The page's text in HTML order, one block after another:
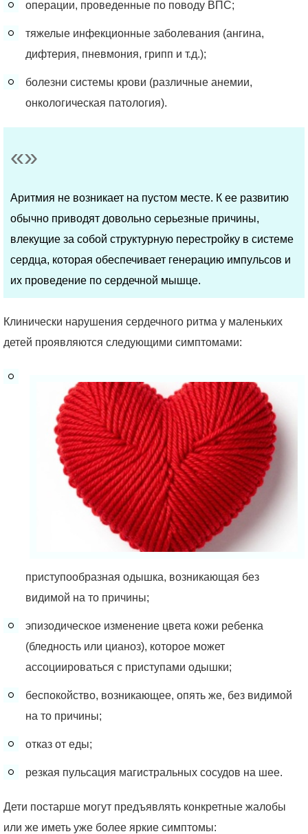
операции, проведенные по поводу ВПС;
тяжелые инфекционные заболевания (ангина,
дифтерия, пневмония, грипп и т.д.);
болезни системы крови (различные анемии,
онкологическая патология).
Аритмия не возникает на пустом месте. К ее развитию
обычно приводят довольно серьезные причины,
влекущие за собой структурную перестройку в системе
сердца, которая обеспечивает генерацию импульсов и
их проведение по сердечной мышце.
Клинически нарушения сердечного ритма у маленьких
детей проявляются следующими симптомами:
приступообразная одышка, возникающая без
видимой на то причины;
эпизодическое изменение цвета кожи ребенка
(бледность или цианоз), которое может
ассоциироваться с приступами одышки;
беспокойство, возникающее, опять же, без видимой
на то причины;
отказ от еды;
резкая пульсация магистральных сосудов на шее.
Дети постарше могут предъявлять конкретные жалобы
или же иметь уже более яркие симптомы: